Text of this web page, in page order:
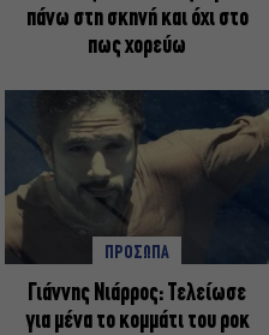
πάνω στη σκηνή και όχι στο
πως χορεύω
ΠΡΟΣΩΠΑ
Γιάννης Νιάρρος: Τελείωσε
για μένα το κομμάτι του ροκ